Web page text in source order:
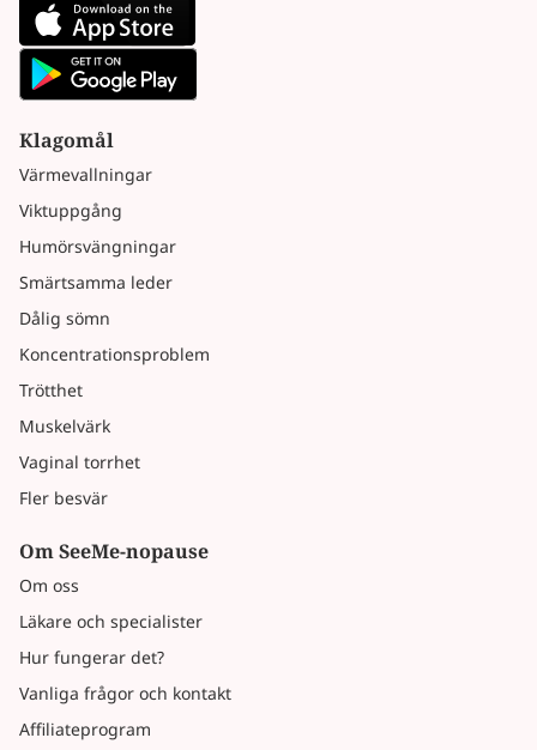
Klagomål
Värmevallningar
Viktuppgång
Humörsvängningar
Smärtsamma leder
Dålig sömn
Koncentrationsproblem
Trötthet
Muskelvärk
Vaginal torrhet
Fler besvär
Om SeeMe-nopause
Om oss
Läkare och specialister
Hur fungerar det?
Vanliga frågor och kontakt
Affiliateprogram